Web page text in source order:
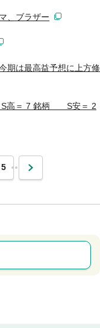
、ブラザー
期は最高益予想に上方修
S高＝ 7 銘柄 S安＝ 2
5 … 次